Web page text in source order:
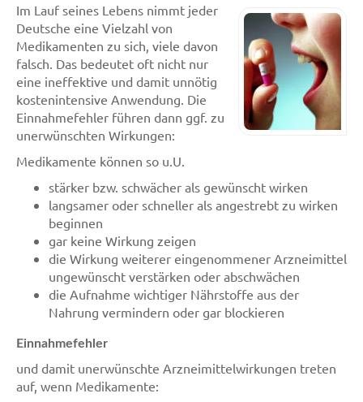
Im Lauf seines Lebens nimmt jeder
Deutsche eine Vielzahl von
Medikamenten zu sich, viele davon
falsch. Das bedeutet oft nicht nur
eine ineffektive und damit unnötig
kostenintensive Anwendung. Die
Einnahmefehler führen dann ggf. zu
unerwünschten Wirkungen:
Medikamente können so u.U.
stärker bzw. schwächer als gewünscht wirken
langsamer oder schneller als angestrebt zu wirken
beginnen
gar keine Wirkung zeigen
die Wirkung weiterer eingenommener Arzneimittel
ungewünscht verstärken oder abschwächen
die Aufnahme wichtiger Nährstoffe aus der
Nahrung vermindern oder gar blockieren
Einnahmefehler
und damit unerwünschte Arzneimittelwirkungen treten
auf, wenn Medikamente: